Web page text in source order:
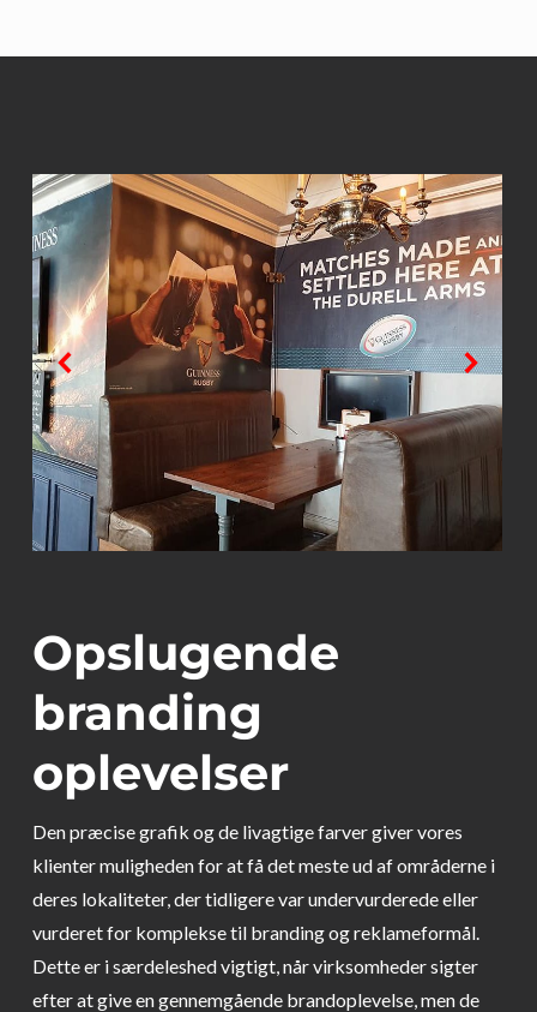
Opslugende
branding
oplevelser
Den præcise grafik og de livagtige farver giver vores
klienter muligheden for at få det meste ud af områderne i
deres lokaliteter, der tidligere var undervurderede eller
vurderet for komplekse til branding og reklameformål.
Dette er i særdeleshed vigtigt, når virksomheder sigter
efter at give en gennemgående brandoplevelse, men de